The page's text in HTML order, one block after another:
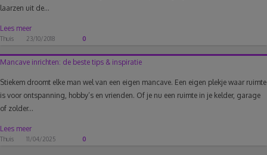
laarzen uit de...
Lees meer
Thuis 23/10/2018 0
Mancave inrichten: de beste tips & inspiratie
Stiekem droomt elke man wel van een eigen mancave. Een eigen plekje waar ruimte
is voor ontspanning, hobby’s en vrienden. Of je nu een ruimte in je kelder, garage
of zolder...
Lees meer
Thuis 11/04/2025 0